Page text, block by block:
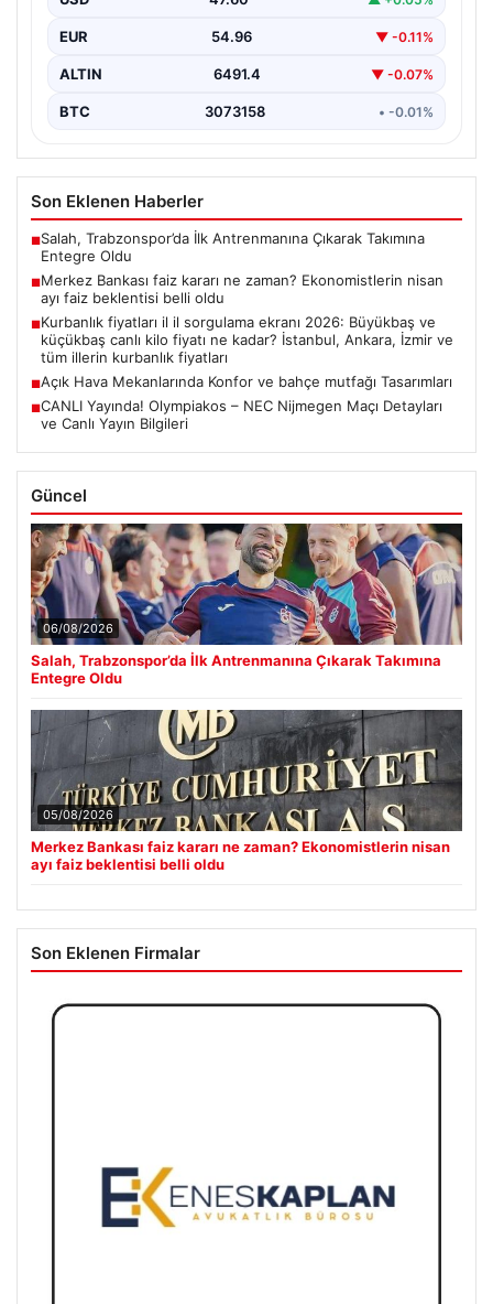
EUR 54.96 ▼ -0.11%
ALTIN 6491.4 ▼ -0.07%
BTC 3073158 • -0.01%
Son Eklenen Haberler
■Salah, Trabzonspor’da İlk Antrenmanına Çıkarak Takımına
Entegre Oldu
■Merkez Bankası faiz kararı ne zaman? Ekonomistlerin nisan
ayı faiz beklentisi belli oldu
■Kurbanlık fiyatları il il sorgulama ekranı 2026: Büyükbaş ve
küçükbaş canlı kilo fiyatı ne kadar? İstanbul, Ankara, İzmir ve
tüm illerin kurbanlık fiyatları
■Açık Hava Mekanlarında Konfor ve bahçe mutfağı Tasarımları
■CANLI Yayında! Olympiakos – NEC Nijmegen Maçı Detayları
ve Canlı Yayın Bilgileri
Güncel
06/08/2026
Salah, Trabzonspor’da İlk Antrenmanına Çıkarak Takımına
Entegre Oldu
05/08/2026
Merkez Bankası faiz kararı ne zaman? Ekonomistlerin nisan
ayı faiz beklentisi belli oldu
Son Eklenen Firmalar